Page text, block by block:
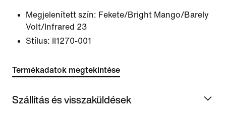
Megjelenített szín: Fekete/Bright Mango/Barely
Volt/Infrared 23
Stílus:
II1270-001
Termékadatok megtekintése
Szállítás és visszaküldések